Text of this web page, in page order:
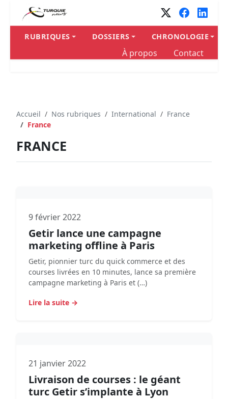
RUBRIQUES DOSSIERS CHRONOLOGIE
À propos Contact
Accueil Nos rubriques International
France
France
FRANCE
9 février 2022
Getir lance une campagne
marketing offline à Paris
Getir, pionnier turc du quick commerce et des
courses livrées en 10 minutes, lance sa première
campagne marketing à Paris et (…)
Lire la suite →
21 janvier 2022
Livraison de courses : le géant
turc Getir s’implante à Lyon